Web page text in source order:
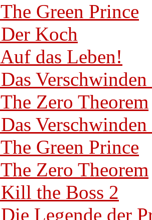
The Green Prince
Der Koch
Auf das Leben!
Das
The Zero Theorem
Das
The Green Prince
The Zero Theorem
Kill the Boss 2
Die Legende der